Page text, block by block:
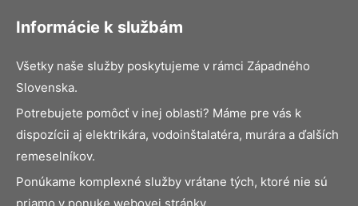
Informácie k službám
Všetky naše služby poskytujeme v rámci Západného
Slovenska.
Potrebujete pomôcť v inej oblasti? Máme pre vás k
dispozícii aj elektrikára, vodoinštalatéra, murára a ďalších
remeselníkov.
Ponúkame komplexné služby vrátane tých, ktoré nie sú